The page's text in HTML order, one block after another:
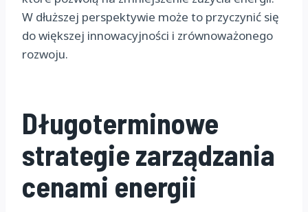
W dłuższej perspektywie może to przyczynić się
do większej innowacyjności i zrównoważonego
rozwoju.
Długoterminowe
strategie zarządzania
cenami energii